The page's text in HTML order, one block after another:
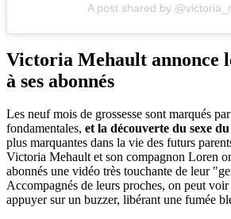
A post shared by
Victoria Mehault annonce
à ses abonnés
Les neuf mois de grossesse sont marqués
fondamentales, et la découverte du sexe
plus marquantes dans la vie des futurs
Victoria Mehault et son compagnon Loren
abonnés une vidéo très touchante de leur
Accompagnés de leurs proches, on peut
appuyer sur un buzzer, libérant une fumée